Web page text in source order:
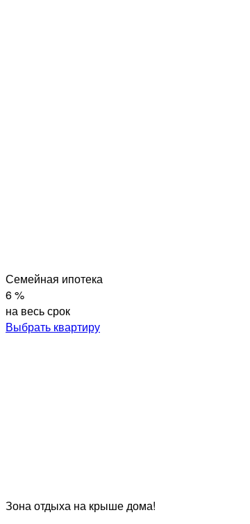
Семейная ипотека
6 %
на весь срок
Выбрать квартиру
Зона отдыха на крыше дома!